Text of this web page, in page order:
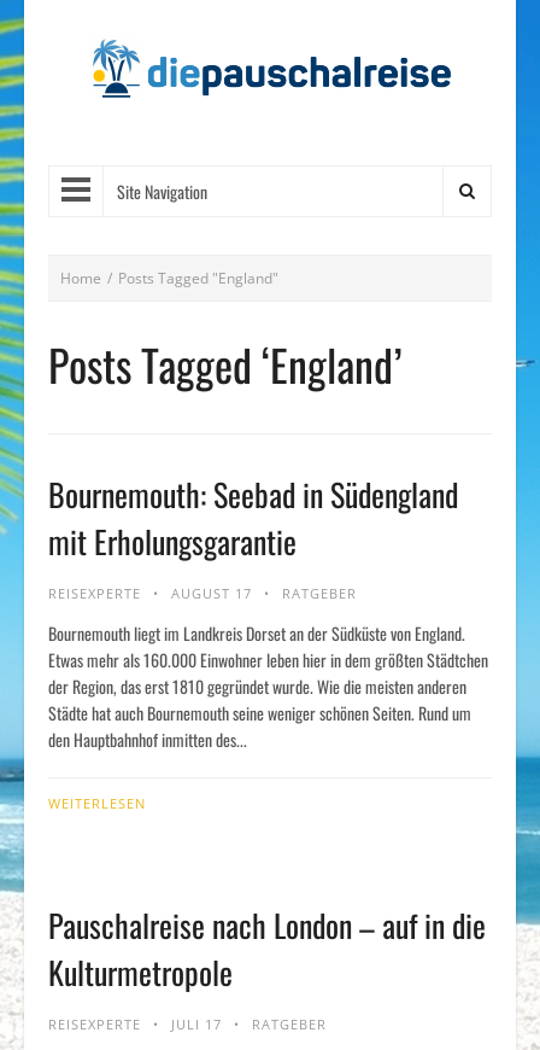
Site Navigation
Home / Posts Tagged "England"
Posts Tagged ‘England’
Bournemouth: Seebad in Südengland
mit Erholungsgarantie
REISEXPERTE AUGUST 17 RATGEBER
Bournemouth liegt im Landkreis Dorset an der Südküste von England.
Etwas mehr als 160.000 Einwohner leben hier in dem größten Städtchen
der Region, das erst 1810 gegründet wurde. Wie die meisten anderen
Städte hat auch Bournemouth seine weniger schönen Seiten. Rund um
den Hauptbahnhof inmitten des...
WEITERLESEN
Pauschalreise nach London – auf in die
Kulturmetropole
REISEXPERTE JULI 17 RATGEBER